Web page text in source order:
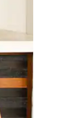
glisser.